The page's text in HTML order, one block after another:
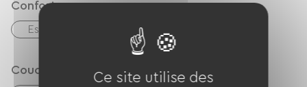
Confort
Espace de repas extérieur
Couchage
Ce site utilise des